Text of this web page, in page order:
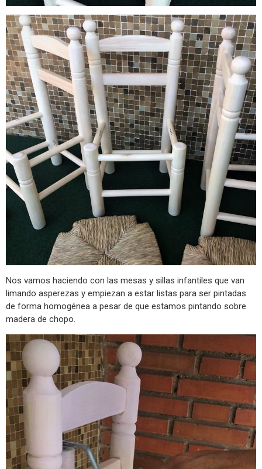
Nos vamos haciendo con las mesas y sillas infantiles que van
limando asperezas y empiezan a estar listas para ser pintadas
de forma homogénea a pesar de que estamos pintando sobre
madera de chopo.